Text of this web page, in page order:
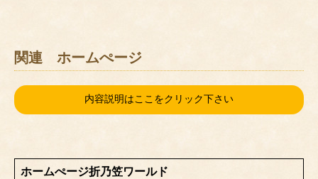
関連 ホームぺージ
内容説明はここをクリック下さい
ホームぺージ折乃笠ワールド